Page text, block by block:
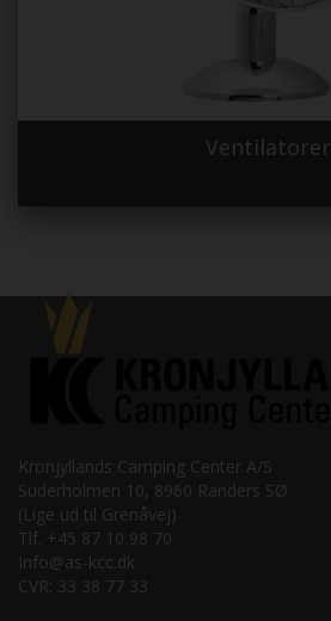
Ventilatorer
Kronjyllands Camping Center A/S
Suderholmen 10, 8960 Randers SØ
(Lige ud til Grenåvej)
Tlf. +45 87 10 98 70
Info@as-kcc.dk
CVR: 33 38 77 33